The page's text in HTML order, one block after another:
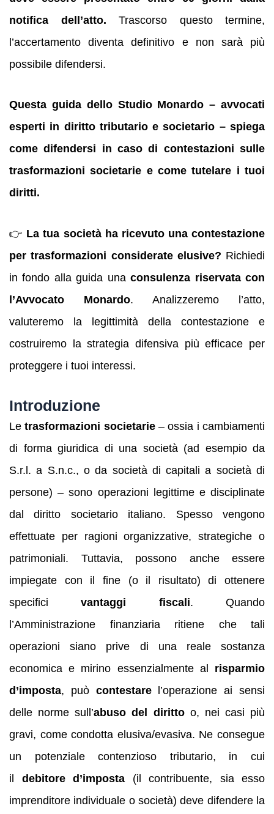
notifica dell’atto. Trascorso questo termine,
l’accertamento diventa definitivo e non sarà più
possibile difendersi.
Questa guida dello Studio Monardo – avvocati
esperti in diritto tributario e societario – spiega
come difendersi in caso di contestazioni sulle
trasformazioni societarie e come tutelare i tuoi
diritti.
👉 La tua società ha ricevuto una contestazione
per trasformazioni considerate elusive? Richiedi
in fondo alla guida unaconsulenza riservata con
l’Avvocato Monardo. Analizzeremo l’atto,
valuteremo la legittimità della contestazione e
costruiremo la strategia difensiva più efficace per
proteggere i tuoi interessi.
Introduzione
Letrasformazioni societarie– ossia i cambiamenti
di forma giuridica di una società (ad esempio da
S.r.l. a S.n.c., o da società di capitali a società di
persone) – sono operazioni legittime e disciplinate
dal diritto societario italiano. Spesso vengono
effettuate per ragioni organizzative, strategiche o
patrimoniali. Tuttavia, possono anche essere
impiegate con il fine (o il risultato) di ottenere
specificivantaggi fiscali. Quando
l’Amministrazione finanziaria ritiene che tali
operazioni siano prive di una reale sostanza
economica e mirino essenzialmente al risparmio
d’imposta, può contestarel’operazione ai sensi
delle norme sull’abuso del dirittoo, nei casi più
gravi, come condotta elusiva/evasiva. Ne consegue
un potenziale contenzioso tributario, in cui
il debitore d’imposta (il contribuente, sia esso
imprenditore individuale o società) deve difendere la